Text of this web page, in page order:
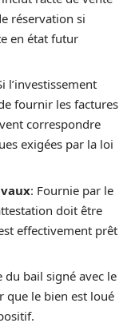
réservation si
en état futur
l’investissement
fournir les factures
correspondre
exigées par la loi
: Fournie par le
doit être
effectivement prêt
du bail signé avec le
que le bien est loué